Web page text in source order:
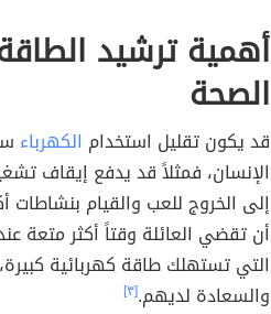
أهمية ترشيد
الصحة
قد يكون تقليل استخدام الكهرباء
الإنسان، فمثلاً قد يدفع إيقاف
إلى الخروج للعب والقيام
أن تقضي العائلة وقتاً أكثر متعة
التي تستهلك طاقة كهربائية
والسعادة لديهم.[٣]